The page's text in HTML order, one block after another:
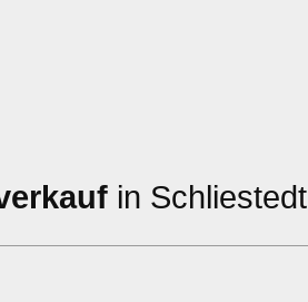
in Schliestedt